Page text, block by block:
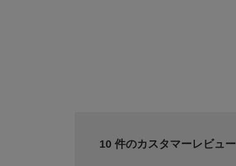
10 件のカスタマーレビュー